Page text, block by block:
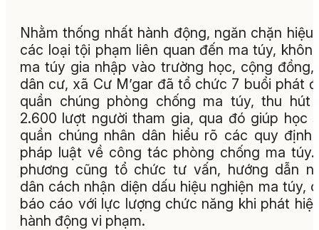
Nhằm thống nhất hành động, ngăn chặn hiệu
các loại tội phạm liên quan đến ma túy,
ma túy gia nhập vào trường học, cộng đồng,
dân cư, xã Cư M’gar đã tổ chức 7 buổi phát
quần chúng phòng chống ma túy, thu hút
2.600 lượt người tham gia, qua đó giúp học
quần chúng nhân dân hiểu rõ các quy định
pháp luật về công tác phòng chống ma
phương cũng tổ chức tư vấn, hướng dẫn
dân cách nhận diện dấu hiệu nghiện ma túy,
báo cáo với lực lượng chức năng khi phát
hành động vi phạm.